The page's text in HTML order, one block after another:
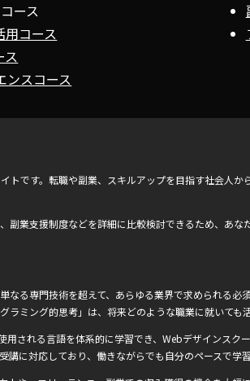
ース
用コース
ス
ンスコース
です。転職や副業、スキルアップを目指す社会人
業支援制度などを詳細に比較検討できるため、あ
る専門技術を超えて、あらゆる業界で求められる
ミング的思考」は、将来どのような職業に就いても
される言語を体系的に学習でき、Webデザインスク
に対応しており、働きながらでも自分のペースで学